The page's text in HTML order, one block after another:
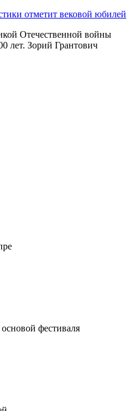
отметит вековой юбилей
Отечественной войны
лет. Зорий Грантович
фестиваля